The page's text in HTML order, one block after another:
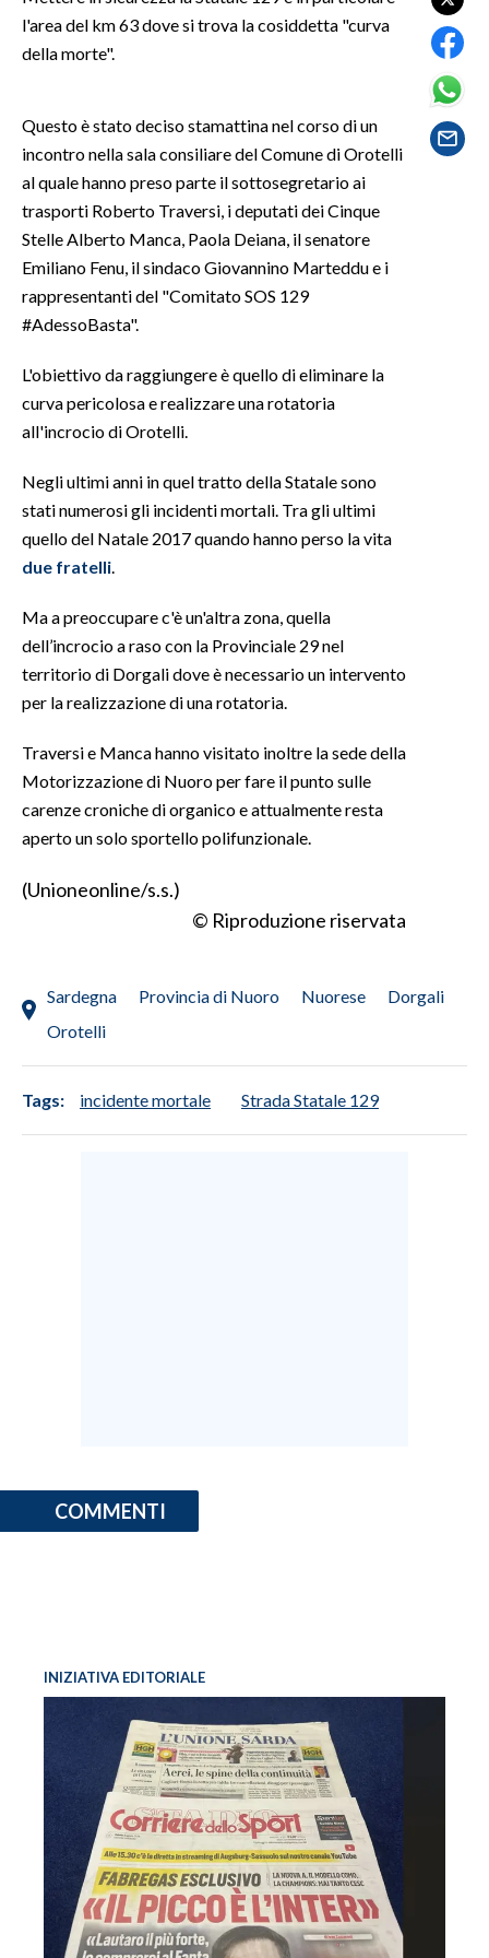
SPETTACOLI
SALUTE
SARDEGNA TURISMO
NOTIZIE
EVENTI
#CARAUNIONE
3 MINUTI CON
INSULARITÀ
INFO AZIENDE
ABBONATI
NECROLOGI
PUBBLICITÀ
SPIAGGE
l'area del km 63 dove si trova la cosiddetta "curva
della morte".
Questo è stato deciso stamattina nel corso di un
incontro nella sala consiliare del Comune di Orotelli
al quale hanno preso parte il sottosegretario ai
trasporti Roberto Traversi, i deputati dei Cinque
Stelle Alberto Manca, Paola Deiana, il senatore
Emiliano Fenu, il sindaco Giovannino Marteddu e i
rappresentanti del "Comitato SOS 129
#AdessoBasta".
L'obiettivo da raggiungere è quello di eliminare la
curva pericolosa e realizzare una rotatoria
all'incrocio di Orotelli.
Negli ultimi anni in quel tratto della Statale sono
stati numerosi gli incidenti mortali. Tra gli ultimi
quello del Natale 2017 quando hanno perso la vita
due fratelli
Ma a preoccupare c'è un'altra zona, quella
dell’incrocio a raso con la Provinciale 29 nel
territorio di Dorgali dove è necessario un intervento
per la realizzazione di una rotatoria.
Traversi e Manca hanno visitato inoltre la sede della
Motorizzazione di Nuoro per fare il punto sulle
carenze croniche di organico e attualmente resta
aperto un solo sportello polifunzionale.
(Unioneonline/s.s.)
© Riproduzione riservata
Sardegna Provincia di Nuoro Nuorese
Dorgali
Orotelli
Tags: incidente mortale Strada Statale 129
COMMENTI
INIZIATIVA EDITORIALE